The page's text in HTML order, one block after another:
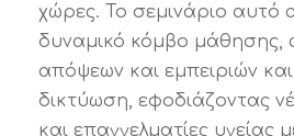
χώρες. Το σεμινάριο αυτό
δυναμικό κόμβο μάθησης,
απόψεων και εμπειριών
δικτύωση, εφοδιάζοντας
και επαγγελματίες υγείας